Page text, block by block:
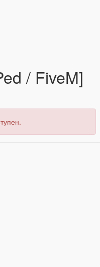
/ FiveM]